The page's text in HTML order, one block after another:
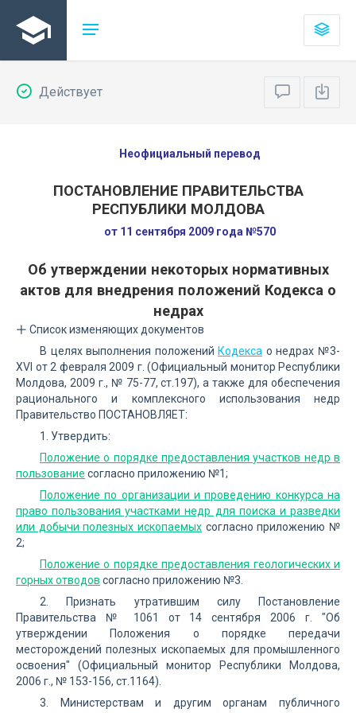
Действует
Неофициальный перевод
ПОСТАНОВЛЕНИЕ ПРАВИТЕЛЬСТВА
РЕСПУБЛИКИ МОЛДОВА
от 11 сентября 2009 года №570
Об утверждении некоторых нормативных
актов для внедрения положений Кодекса о
недрах
Список изменяющих документов
В целях выполнения положений Кодекса о недрах №3-
XVI от 2 февраля 2009 г. (Официальный монитор Республики
Молдова, 2009 г., № 75-77, ст.197), а также для обеспечения
рационального и комплексного использования недр
Правительство ПОСТАНОВЛЯЕТ:
1. Утвердить:
Положение о порядке предоставления участков недр в
пользование согласно приложению №1;
Положение по организации и проведению конкурса на
право пользования участками недр для поиска и разведки
или добычи полезных ископаемых согласно приложению №
2;
Положение о порядке предоставления геологических и
горных отводов согласно приложению №3.
2. Признать утратившим силу Постановление
Правительства № 1061 от 14 сентября 2006 г. "Об
утверждении Положения о порядке передачи
месторождений полезных ископаемых для промышленного
освоения" (Официальный монитор Республики Молдова,
2006 г., № 153-156, ст.1164).
3. Министерствам и другим органам публичного